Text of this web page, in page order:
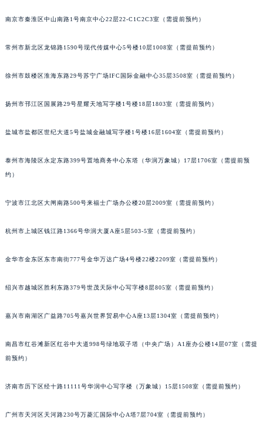
南京市秦淮区中山南路1号南京中心22层22-C1C2C3室（需提前预约）
常州市新北区龙锦路1590号现代传媒中心5号楼10层1008室（需提前预约）
徐州市鼓楼区淮海东路29号苏宁广场IFC国际金融中心35层3508室（需提前预约）
扬州市邗江区国展路29号星耀天地写字楼1号楼18层1803室（需提前预约）
盐城市盐都区世纪大道5号盐城金融城写字楼1号楼16层1604室（需提前预约）
泰州市海陵区永定东路399号置地商务中心东塔（华润万象城）17层1706室（需提前预
约）
宁波市江北区大闸南路500号来福士广场办公楼20层2009室（需提前预约）
杭州市上城区钱江路1366号华润大厦A座5层503-5室（需提前预约）
金华市金东区东市南街777号金华万达广场4号楼22楼2209室（需提前预约）
绍兴市越城区胜利东路379号世茂天际中心写字楼8层805室（需提前预约）
嘉兴市南湖区广益路705号嘉兴世界贸易中心A座13层1304室（需提前预约）
南昌市红谷滩新区红谷中大道998号绿地双子塔（中央广场）A1座办公楼14层07室（需提
前预约）
济南市历下区经十路11111号华润中心写字楼（万象城）15层1508室（需提前预约）
广州市天河区天河路230号万菱汇国际中心A塔7层704室（需提前预约）